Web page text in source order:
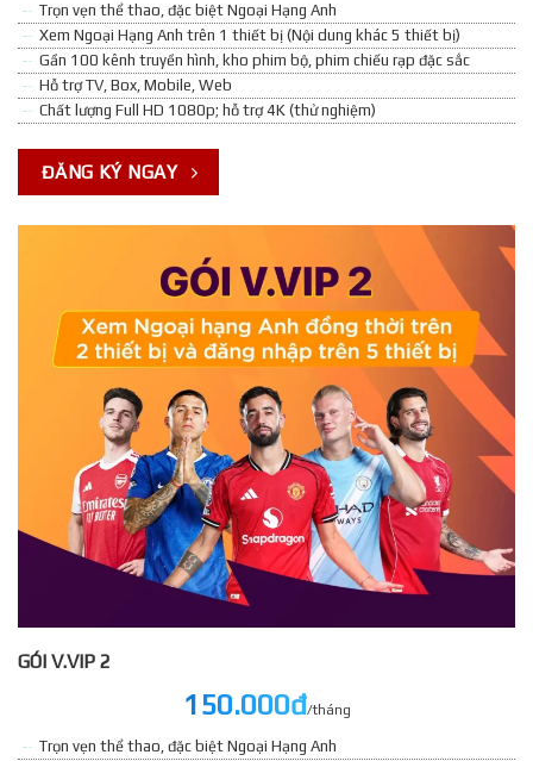
Trọn vẹn thể thao, đặc biệt Ngoại Hạng Anh
Xem Ngoại Hạng Anh trên 1 thiết bị (Nội dung khác 5 thiết bị)
Gần 100 kênh truyền hình, kho phim bộ, phim chiếu rạp đặc sắc
Hỗ trợ TV, Box, Mobile, Web
Chất lượng Full HD 1080p; hỗ trợ 4K (thử nghiệm)
ĐĂNG KÝ NGAY
GÓI V.VIP 2
150.000đ/tháng
Trọn vẹn thể thao, đặc biệt Ngoại Hạng Anh